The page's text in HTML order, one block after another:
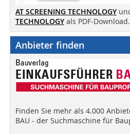
AT SCREENING TECHNOLOGY
TECHNOLOGY als PDF-Download.
Anbieter finden
Finden Sie mehr als 4.000
BAU - der Suchmaschine für